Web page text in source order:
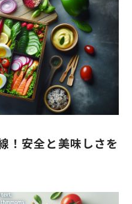
！安全と美味しさを